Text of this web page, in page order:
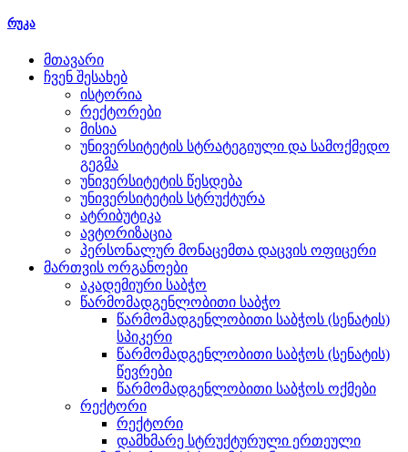
რუკა
მთავარი
ჩვენ შესახებ
ისტორია
რექტორები
მისია
უნივერსიტეტის სტრატეგიული და სამოქმედო
გეგმა
უნივერსიტეტის წესდება
უნივერსიტეტის სტრუქტურა
ატრიბუტიკა
ავტორიზაცია
პერსონალურ მონაცემთა დაცვის ოფიცერი
მართვის ორგანოები
აკადემიური საბჭო
წარმომადგენლობითი საბჭო
წარმომადგენლობითი საბჭოს (სენატის)
სპიკერი
წარმომადგენლობითი საბჭოს (სენატის)
წევრები
წარმომადგენლობითი საბჭოს ოქმები
რექტორი
რექტორი
დამხმარე სტრუქტურული ერთეული